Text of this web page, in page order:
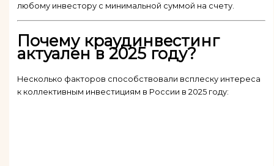
любому инвестору с минимальной суммой на счету.
Почему краудинвестинг
актуален в 2025 году?
Несколько факторов способствовали всплеску интереса
к коллективным инвестициям в России в 2025 году: